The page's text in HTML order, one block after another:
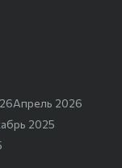
Апрель 2026
2025